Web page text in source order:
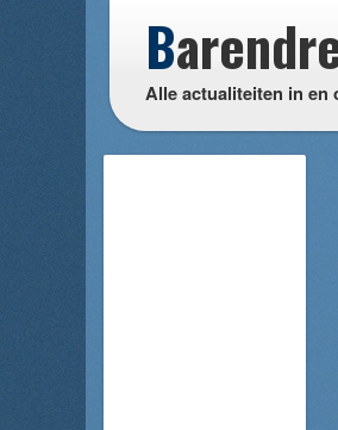
B
Alle actualiteiten in en